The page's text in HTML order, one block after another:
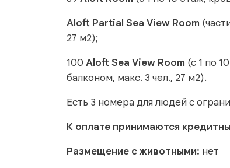
Aloft Partial Sea View Room
27 м2);
100 Aloft Sea View Room (с 1 по
балконом, макс. 3 чел., 27 м2).
Есть 3 номера для людей с
К оплате принимаются
Размещение с животными: нет